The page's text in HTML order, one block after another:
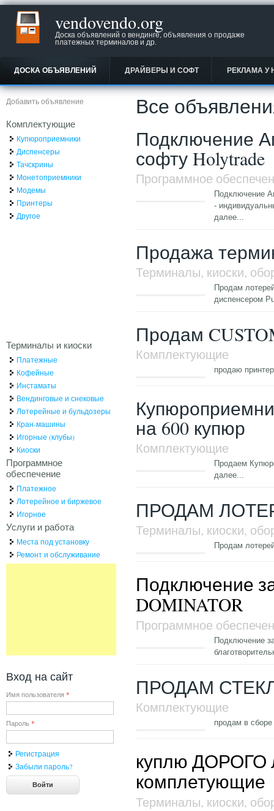
vendovendo.org
Доска объявлений о вендинге, объявления о продаже
платежных терминалов и др.
ДОСКА ОБЪЯВЛЕНИЙ ДРАЙВЕРЫ И СОФТ РЕКЛАМА У
Все
Подключение
софту Holytrade
Программное
Подключение
-
далее...
Продажа
Терминалы, киоски,
Продам
диспенсером
Продам
Комплектующие
продаю
на 600 купюр
Комплектующие
Продаем
далее...
ПРОДАМ
Терминалы, киоски,
Продам
Подключение
DOMINATOR
Программное
Подключение
ПРОДАМ
Комплектующие
продам в
куплю ДОРОГО
комплетующие
Терминалы, киоски,
Добавить объявление
Комплектующие
Купюроприемники
Диспенсеры
Тачскрины
Монетоприемники
Модемы
Принтеры
Другое
Терминалы и киоски
Платежные
Кофейные
Инстаматы
Вендинговые и снековые
Лотерейные и бульдозеры
Кран-машины
Игорные (клубы)
Киоски
Программное
обеспечение
Платежное
Лотерейное и биржевое
Игорное
Услуги и работа
Места под установку
Ремонт и обслуживание
Вход на сайт
Имя пользователя *
Пароль *
Регистрация
Забыли пароль?